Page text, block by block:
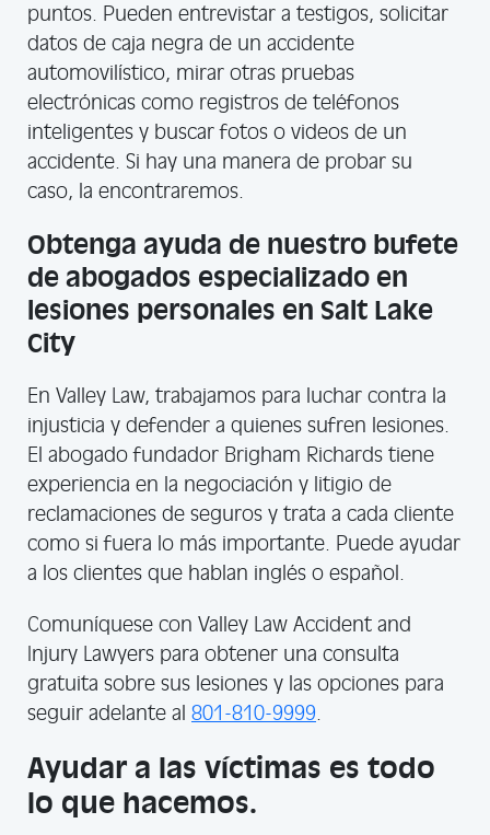
puntos. Pueden entrevistar a testigos, solicitar
datos de caja negra de un accidente
automovilístico, mirar otras pruebas
electrónicas como registros de teléfonos
inteligentes y buscar fotos o videos de un
accidente. Si hay una manera de probar su
caso, la encontraremos.
Obtenga ayuda de nuestro bufete
de abogados especializado en
lesiones personales en Salt Lake
City
En Valley Law, trabajamos para luchar contra la
injusticia y defender a quienes sufren lesiones.
El abogado fundador Brigham Richards tiene
experiencia en la negociación y litigio de
reclamaciones de seguros y trata a cada cliente
como si fuera lo más importante. Puede ayudar
a los clientes que hablan inglés o español.
Comuníquese con Valley Law Accident and
Injury Lawyers para obtener una consulta
gratuita sobre sus lesiones y las opciones para
seguir adelante al 801-810-9999.
Ayudar a las víctimas es todo
lo que hacemos.